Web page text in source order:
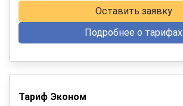
Оставить заявку
Подробнее о тарифах
Тариф Эконом